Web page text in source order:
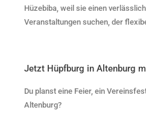
Hüzebiba, weil sie einen
Veranstaltungen suchen, der
Jetzt Hüpfburg in Altenburg
Du planst eine Feier, ein
Altenburg?